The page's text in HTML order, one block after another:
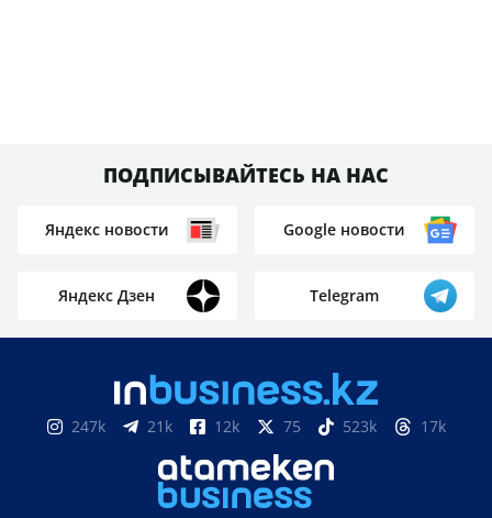
ПОДПИСЫВАЙТЕСЬ НА НАС
Яндекс новости Google новости
Яндекс Дзен Telegram
247k 21k 12k 75 523k 17k